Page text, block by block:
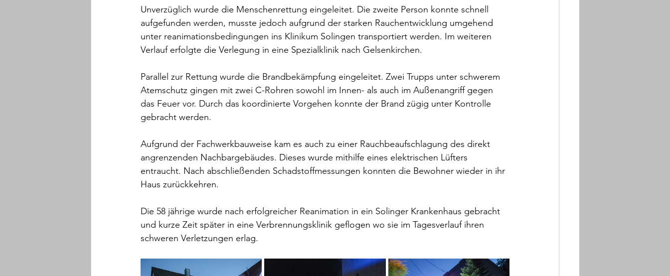
Unverzüglich wurde die Menschenrettung eingeleitet. Die zweite Person konnte schnell
aufgefunden werden, musste jedoch aufgrund der starken Rauchentwicklung umgehend
unter reanimationsbedingungen ins Klinikum Solingen transportiert werden. Im weiteren
Verlauf erfolgte die Verlegung in eine Spezialklinik nach Gelsenkirchen.
Parallel zur Rettung wurde die Brandbekämpfung eingeleitet. Zwei Trupps unter schwerem
Atemschutz gingen mit zwei C-Rohren sowohl im Innen- als auch im Außenangriff gegen
das Feuer vor. Durch das koordinierte Vorgehen konnte der Brand zügig unter Kontrolle
gebracht werden.
Aufgrund der Fachwerkbauweise kam es auch zu einer Rauchbeaufschlagung des direkt
angrenzenden Nachbargebäudes. Dieses wurde mithilfe eines elektrischen Lüfters
entraucht. Nach abschließenden Schadstoffmessungen konnten die Bewohner wieder in ihr
Haus zurückkehren.
Die 58 jährige wurde nach erfolgreicher Reanimation in ein Solinger Krankenhaus gebracht
und kurze Zeit später in eine Verbrennungsklinik geflogen wo sie im Tagesverlauf ihren
schweren Verletzungen erlag.